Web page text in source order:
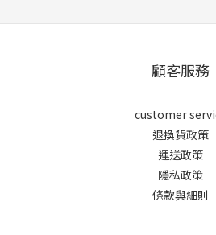
顧客服務
customer
退換貨政策
運送政策
隱私政策
條款與細則